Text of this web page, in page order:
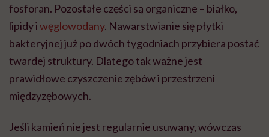
fosforan. Pozostałe części są organiczne – białko,
lipidy iwęglowodany. Nawarstwianie się płytki
bakteryjnej już po dwóch tygodniach przybiera postać
twardej struktury. Dlatego tak ważne jest
prawidłowe czyszczenie zębów i przestrzeni
międzyzębowych.
Jeśli kamień nie jest regularnie usuwany, wówczas